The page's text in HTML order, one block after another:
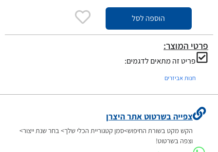
הוספה לסל
פרטי המוצר:
פריט זה מתאים לדגמים:
חנות אביזרים
צפייה בשרטוט אתר היצרן
הקש מקט בשורת החיפוש>סמן קטגוריית הכלי שלך> בחר שנת ייצור>
וצפה בשרטוט!